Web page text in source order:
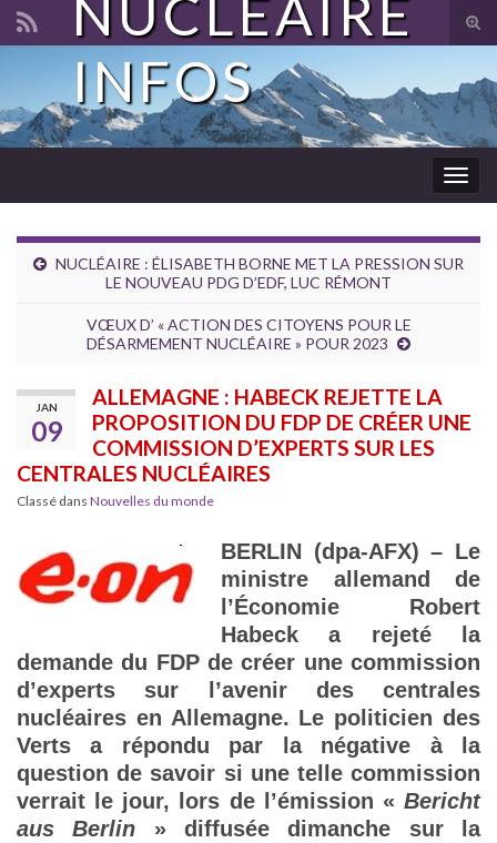
Search for:
NUCLÉAIRE
INFOS
NUCLÉAIRE : ÉLISABETH BORNE MET LA PRESSION SUR
LE NOUVEAU PDG D’EDF, LUC RÉMONT
VŒUX D’ « ACTION DES CITOYENS POUR LE
DÉSARMEMENT NUCLÉAIRE » POUR 2023
JAN
09
ALLEMAGNE : HABECK REJETTE LA
PROPOSITION DU FDP DE CRÉER UNE
COMMISSION D’EXPERTS SUR LES
CENTRALES NUCLÉAIRES
Classé dans Nouvelles du monde
BERLIN (dpa-AFX) – Le
ministre allemand de
l’Économie Robert
Habeck a rejeté la
demande du FDP de créer une commission
d’experts sur l’avenir des centrales
nucléaires en Allemagne. Le politicien des
Verts a répondu par la négative à la
question de savoir si une telle commission
verrait le jour, lors de l’émission « Bericht
aus Berlin » diffusée dimanche sur la